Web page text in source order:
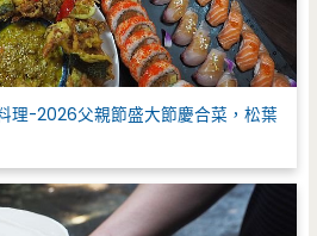
理-2026父親節盛大節慶合菜，松葉